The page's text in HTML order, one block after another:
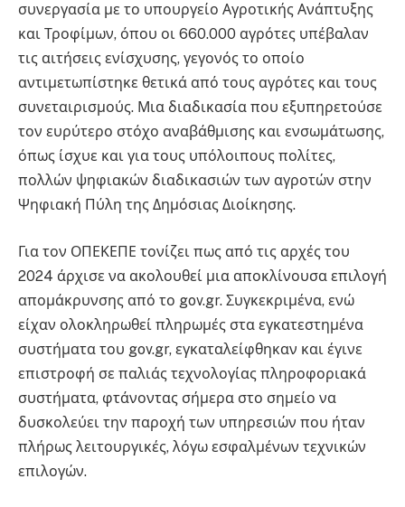
συνεργασία με το υπουργείο Αγροτικής Ανάπτυξης
και Τροφίμων, όπου οι 660.000 αγρότες υπέβαλαν
τις αιτήσεις ενίσχυσης, γεγονός το οποίο
αντιμετωπίστηκε θετικά από τους αγρότες και τους
συνεταιρισμούς. Μια διαδικασία που εξυπηρετούσε
τον ευρύτερο στόχο αναβάθμισης και ενσωμάτωσης,
όπως ίσχυε και για τους υπόλοιπους πολίτες,
πολλών ψηφιακών διαδικασιών των αγροτών στην
Ψηφιακή Πύλη της Δημόσιας Διοίκησης.
Για τον ΟΠΕΚΕΠΕ τονίζει πως από τις αρχές του
2024 άρχισε να ακολουθεί μια αποκλίνουσα επιλογή
απομάκρυνσης από το gov.gr. Συγκεκριμένα, ενώ
είχαν ολοκληρωθεί πληρωμές στα εγκατεστημένα
συστήματα του gov.gr, εγκαταλείφθηκαν και έγινε
επιστροφή σε παλιάς τεχνολογίας πληροφοριακά
συστήματα, φτάνοντας σήμερα στο σημείο να
δυσκολεύει την παροχή των υπηρεσιών που ήταν
πλήρως λειτουργικές, λόγω εσφαλμένων τεχνικών
επιλογών.